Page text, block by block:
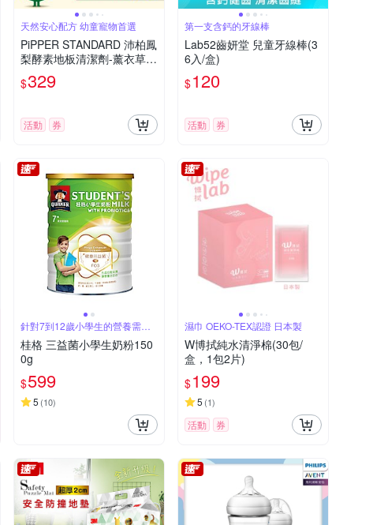
天然安心配方 幼童寵物首選
PiPPER STANDARD 沛柏鳳
梨酵素地板清潔劑-薰衣草 8
00ml
$329
活動 券
第一支含鈣的牙線棒
Lab52齒妍堂 兒童牙線棒(3
6入/盒)
$120
活動 券
針對7到12歲小學生的營養需求
設計
桂格 三益菌小學生奶粉150
0g
$599
5 (10)
濕巾 OEKO-TEX認證 日本製
W博拭純水清淨棉(30包/
盒，1包2片)
$199
5 (1)
活動 券